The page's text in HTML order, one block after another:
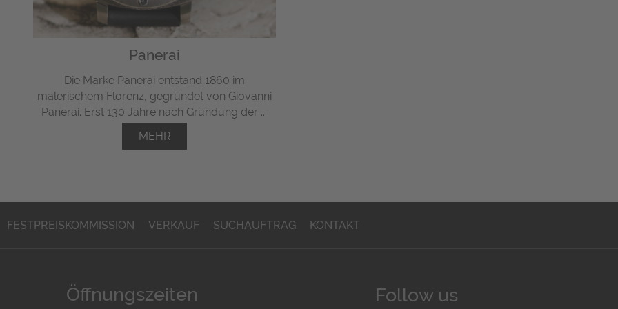
Panerai
Die Marke Panerai entstand 1860 im
malerischem Florenz, gegründet von Giovanni
Panerai. Erst 130 Jahre nach Gründung der ...
MEHR
FESTPREISKOMMISSION VERKAUF SUCHAUFTRAG KONTAKT
Öffnungszeiten Follow us